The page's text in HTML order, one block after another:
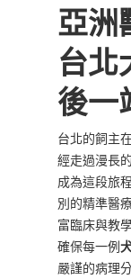
亞洲
台北
後一
台北的飼主
經走過漫長
成為這段旅
別的精準醫
富臨床與教
確保每一例
嚴謹的病理